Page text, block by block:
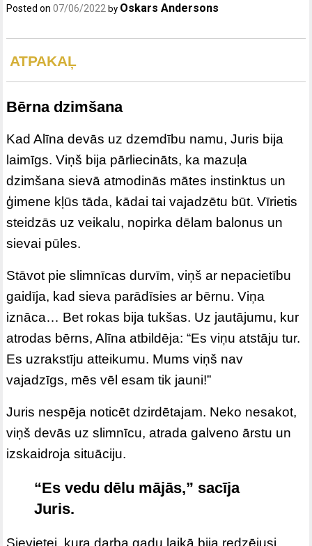
Posted on07/06/2022 by Oskars Andersons
ATPAKAĻ
Bērna dzimšana
Kad Alīna devās uz dzemdību namu, Juris bija
laimīgs. Viņš bija pārliecināts, ka mazuļa
dzimšana sievā atmodinās mātes instinktus un
ģimene kļūs tāda, kādai tai vajadzētu būt. Vīrietis
steidzās uz veikalu, nopirka dēlam balonus un
sievai pūles.
Stāvot pie slimnīcas durvīm, viņš ar nepacietību
gaidīja, kad sieva parādīsies ar bērnu. Viņa
iznāca… Bet rokas bija tukšas. Uz jautājumu, kur
atrodas bērns, Alīna atbildēja: “Es viņu atstāju tur.
Es uzrakstīju atteikumu. Mums viņš nav
vajadzīgs, mēs vēl esam tik jauni!”
Juris nespēja noticēt dzirdētajam. Neko nesakot,
viņš devās uz slimnīcu, atrada galveno ārstu un
izskaidroja situāciju.
“Es vedu dēlu mājās,” sacīja
Juris.
Sievietei, kura darba gadu laikā bija redzējusi